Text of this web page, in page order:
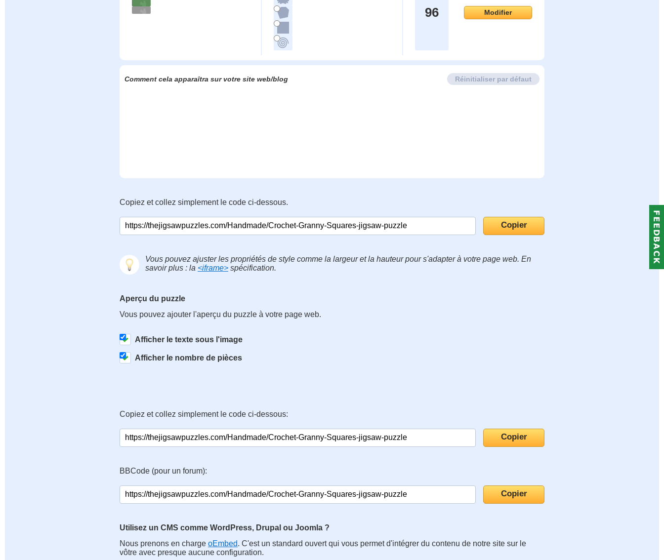
96 Modifier
Comment cela apparaîtra sur votre site web/blog Réinitialiser par défaut
Copiez et collez simplement le code ci-dessous.
Vous pouvez ajuster les propriétés de style comme la largeur et la hauteur pour s'adapter à votre page web. En
savoir plus : la <iframe> spécification.
Aperçu du puzzle
Vous pouvez ajouter l'aperçu du puzzle à votre page web.
Afficher le texte sous l'image
Afficher le nombre de pièces
Copiez et collez simplement le code ci-dessous:
BBCode (pour un forum):
Utilisez un CMS comme WordPress, Drupal ou Joomla ?
Nous prenons en charge oEmbed. C'est un standard ouvert qui vous permet d'intégrer du contenu de notre site sur le
vôtre avec presque aucune configuration.